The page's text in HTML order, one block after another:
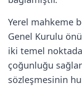
Yerel mahkeme
Genel Kurulu
iki temel noktada
çoğunluğu
sözleşmesinin